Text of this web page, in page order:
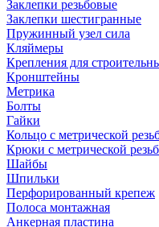
Заклепки резьбовые
Заклепки шестигранные
Пружинный узел сила
Кляймеры
Крепления для
Кронштейны
Метрика
Болты
Гайки
Кольцо с метрической
Крюки с метрической
Шайбы
Шпильки
Перфорированный крепеж
Полоса монтажная
Анкерная пластина